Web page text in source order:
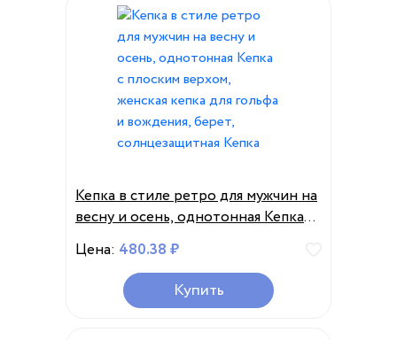
Кепка в стиле ретро для мужчин на
весну и осень, однотонная Кепка с
плоским верхом, женская кепка
для гольфа и вождения, берет,
солнцезащитная Кепка
Цена: 480.38 ₽
Купить